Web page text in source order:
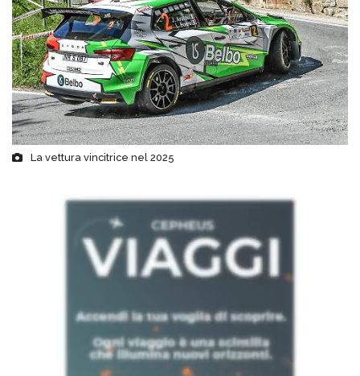
La vettura vincitrice nel 2025